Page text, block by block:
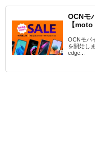
OCNモ
【
OCNモバ
を開始し
edge...